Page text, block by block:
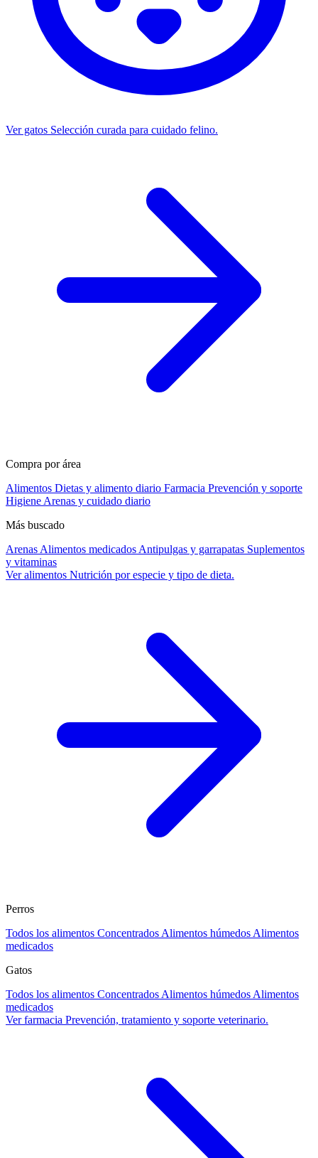
Ver gatos Selección curada para cuidado felino.
Compra por área
Alimentos Dietas y alimento diario Farmacia Prevención y soporte
Higiene Arenas y cuidado diario
Más buscado
Arenas Alimentos medicados Antipulgas y garrapatas Suplementos
y vitaminas
Ver alimentos Nutrición por especie y tipo de dieta.
Perros
Todos los alimentos Concentrados Alimentos húmedos Alimentos
medicados
Gatos
Todos los alimentos Concentrados Alimentos húmedos Alimentos
medicados
Ver farmacia Prevención, tratamiento y soporte veterinario.